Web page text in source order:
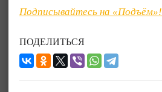
Подписывайтесь на «Подъём»!
ПОДЕЛИТЬСЯ